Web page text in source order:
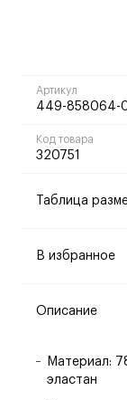
Артикул
449-858064-
Код товара
320751
Таблица
В избранное
Описание
Материал:
эластан